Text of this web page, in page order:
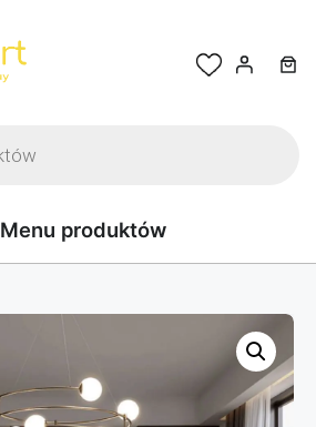
Menu produktów